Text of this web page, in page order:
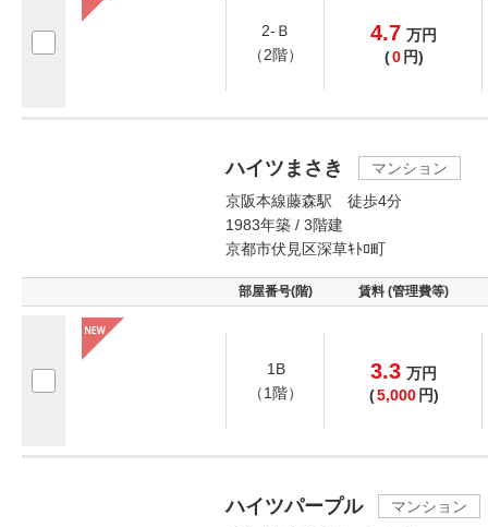
2-Ｂ
（2階）
4.7 万円
(0 円)
ハイツまさき
マンション
京阪本線藤森駅 徒歩4分
1983年築 / 3階建
京都市伏見区深草ｷﾄﾛ町
部屋番号(階) 賃料 (管理費等)
1B
（1階）
3.3 万円
(5,000 円)
ハイツパープル
マンション